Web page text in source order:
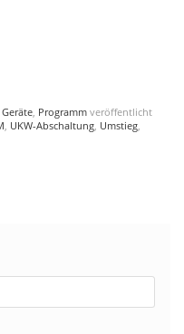
Geräte, Programm veröffentlicht
, UKW-Abschaltung, Umstieg,